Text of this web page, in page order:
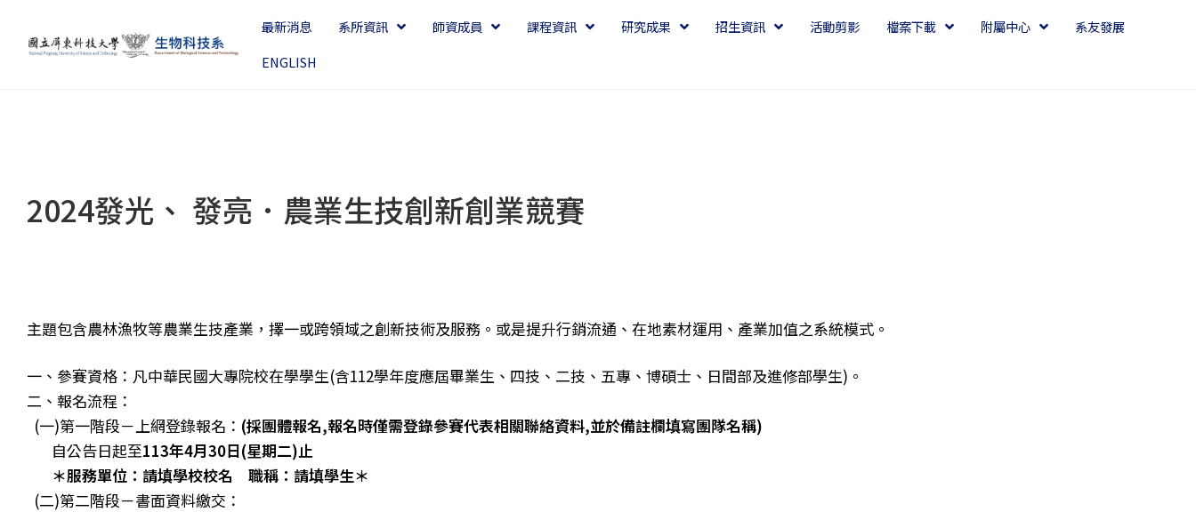
最新消息 系所資訊 師資成員 課程資訊 研究成果 招生資訊 活動剪影 檔案下載 附屬中心
系友發展
ENGLISH
2024發光、 發亮．農業生技創新創業競賽
主題包含農林漁牧等農業生技產業，擇一或跨領域之創新技術及服務。或是提升行銷流通、在地素材運用、產業加值之系統模式。
一、參賽資格：凡中華民國大專院校在學學生(含112學年度應屆畢業生、四技、二技、五專、博碩士、日間部及進修部學生)。
二、報名流程：
(一)第一階段－上網登錄報名： (採團體報名,報名時僅需登錄參賽代表相關聯絡資料,並於備註欄填寫團隊名稱)
自公告日起至113年4月30日(星期二)止
＊服務單位：請填學校校名 職稱：請填學生＊
(二)第二階段－書面資料繳交：